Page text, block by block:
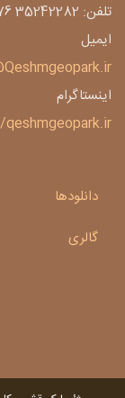
تلفن: 35242282 76 98
ایمیل
اینستاگرام
دانلودها
گالری